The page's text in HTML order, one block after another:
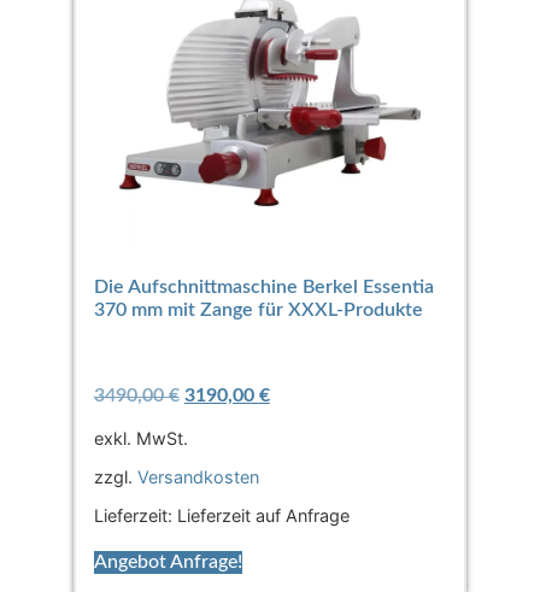
Die Aufschnittmaschine Berkel Essentia
370 mm mit Zange für XXXL-Produkte
3490,00€ 3190,00 €
exkl. MwSt.
zzgl. Versandkosten
Lieferzeit: Lieferzeit auf Anfrage
Angebot Anfrage!